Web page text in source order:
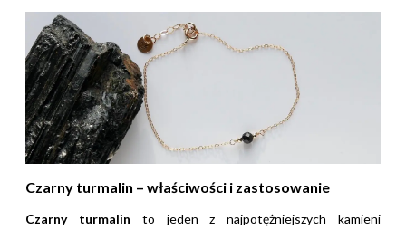
Czarny turmalin – właściwości i zastosowanie
Czarny turmalin to jeden z najpotężniejszych kamieni